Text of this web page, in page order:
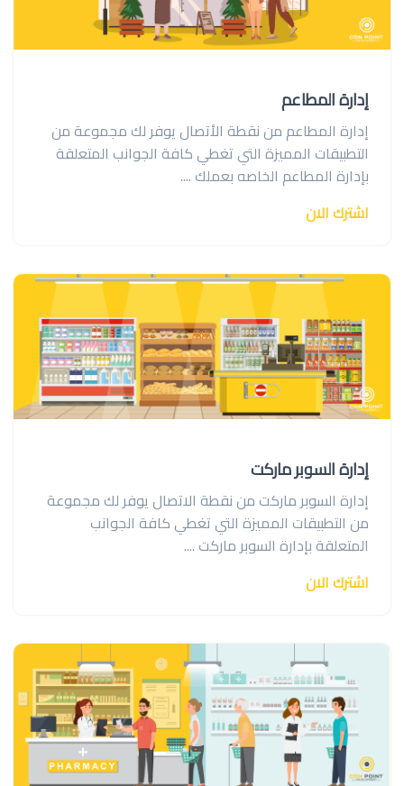
إدارة المطاعم
إدارة المطاعم من نقطة الأتصال يوفر لك مجموعة من
التطبيقات المميزة التي تغطي كافة الجوانب المتعلقة
بإدارة المطاعم الخاصه بعملك ....
اشترك الان
إدارة السوبر ماركت
إدارة السوبر ماركت من نقطة الاتصال يوفر لك مجموعة
من التطبيقات المميزة التي تغطي كافة الجوانب
المتعلقة بإدارة السوبر ماركت ....
اشترك الان